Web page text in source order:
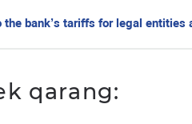
the bank’s tariffs for legal entities
qarang: